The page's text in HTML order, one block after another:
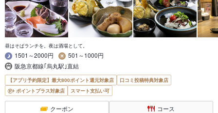
昼はそばランチを。夜は酒場として。
1501～2000円
501～1000円
阪急京都線｢烏丸駅｣直結
【アプリ予約限定】最大800ポイント還元対象店
口コミ投稿特典対象店
ポイントプラス対象店
スマート支払い可
クーポン コース